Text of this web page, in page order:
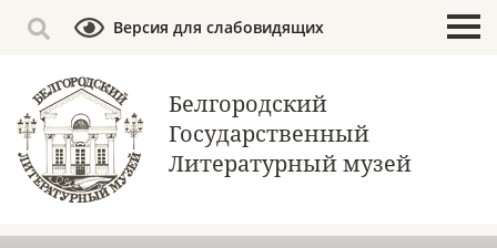
Версия для слабовидящих
Белгородский
Государственный
Литературный музей